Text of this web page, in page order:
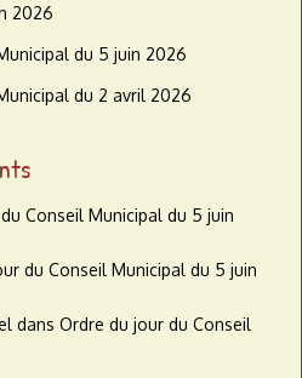
2026
du 5 juin 2026
du 2 avril 2026
Conseil Municipal du 5 juin
du Conseil Municipal du 5 juin
dans Ordre du jour du Conseil